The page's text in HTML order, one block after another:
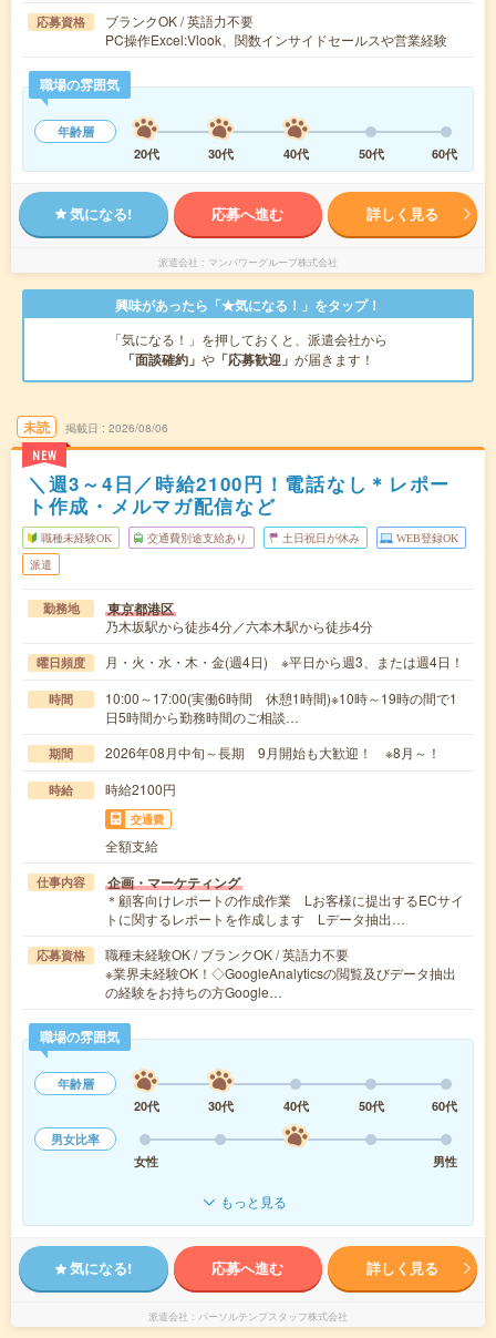
応募資格
ブランクOK / 英語力不要
PC操作Excel:Vlook、関数インサイドセールスや営業経験
職場の雰囲気
年齢層
20代
30代 40代 50代 60代
気になる! 応募へ進む 詳しく見る
派遣会社 マンパワーグループ株式会社
興味があったら「★気になる！」をタップ！
「気になる！」を押しておくと、派遣会社から
「面談確約」 や 「応募歓迎」 が届きます！
未読
NEW
掲載日 2026/08/06
＼週3～4日／時給2100円！電話なし＊レポー
ト作成・メルマガ配信など
職種未経験OK 交通費別途支給あり 土日祝日が休み WEB登録OK
派遣
勤務地 東京都港区
乃木坂駅から徒歩4分／六本木駅から徒歩4分
曜日頻度 月・火・水・木・金(週4日) ※平日から週3、または週4日！
時間
10:00～17:00(実働6時間 休憩1時間)※10時～19時の間で1
日5時間から勤務時間のご相談…
期間 2026年08月中旬～長期 9月開始も大歓迎！ ※8月～！
時給 時給2100円
交通費
全額支給
仕事内容 企画・マーケティング
＊顧客向けレポートの作成作業 Lお客様に提出するECサイ
トに関するレポートを作成します Lデータ抽出…
応募資格
職種未経験OK / ブランクOK / 英語力不要
※業界未経験OK！◇GoogleAnalyticsの閲覧及びデータ抽出
の経験をお持ちの方Google…
職場の雰囲気
年齢層
20代
30代 40代 50代
60代
男女比率
女性
男性
もっと見る
気になる! 応募へ進む 詳しく見る
派遣会社 パーソルテンプスタッフ株式会社